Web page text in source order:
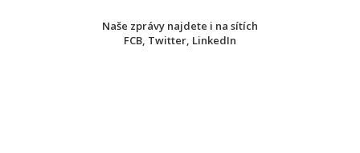
Naše zprávy najdete i na sítích
FCB, Twitter, LinkedIn